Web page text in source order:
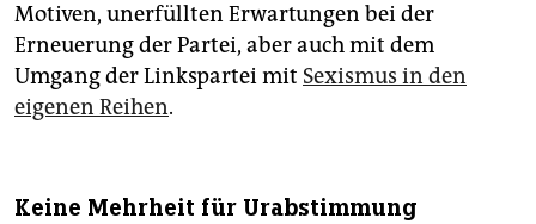
Motiven, unerfüllten Erwartungen bei der
Erneuerung der Partei, aber auch mit dem
Umgang der Linkspartei mit Sexismus in den
eigenen Reihen.
Keine Mehrheit für Urabstimmung